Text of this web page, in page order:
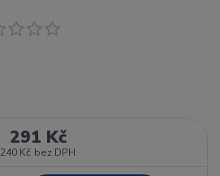
291 Kč
240 Kč bez DPH